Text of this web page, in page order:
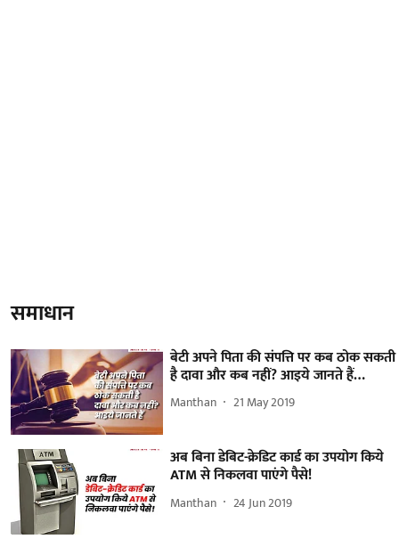
समाधान
बेटी अपने पिता की संपत्ति पर कब ठोक सकती
है दावा और कब नहीं? आइये जानते हैं…
Manthan 21 May 2019
अब बिना डेबिट-क्रेडिट कार्ड का उपयोग किये
ATM से निकलवा पाएंगे पैसे!
Manthan 24 Jun 2019